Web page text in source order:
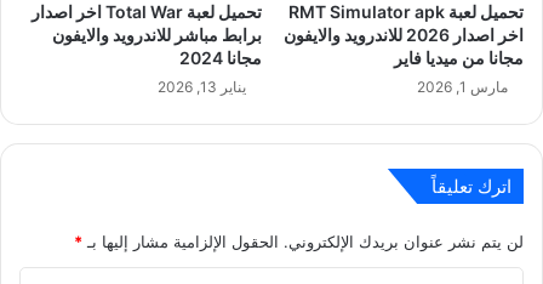
تحميل لعبة RMT Simulator apk
اخر اصدار 2026 للاندرويد والايفون
مجانا من ميديا فاير
مارس 1, 2026
تحميل لعبة Total War اخر اصدار
برابط مباشر للاندرويد والايفون
مجانا 2024
يناير 13, 2026
اترك تعليقاً
لن يتم نشر عنوان بريدك الإلكتروني. الحقول الإلزامية مشار إليها بـ *